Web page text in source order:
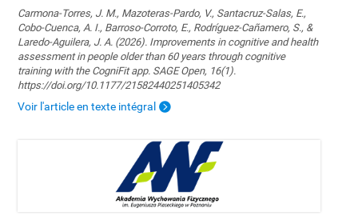
Carmona-Torres, J. M., Mazoteras-Pardo, V., Santacruz-Salas, E.,
Cobo-Cuenca, A. I., Barroso-Corroto, E., Rodríguez-Cañamero, S., &
Laredo-Aguilera, J. A. (2026). Improvements in cognitive and health
assessment in people older than 60 years through cognitive
training with the CogniFit app. SAGE Open, 16(1).
https://doi.org/10.1177/21582440251405342
Voir l'article en texte intégral